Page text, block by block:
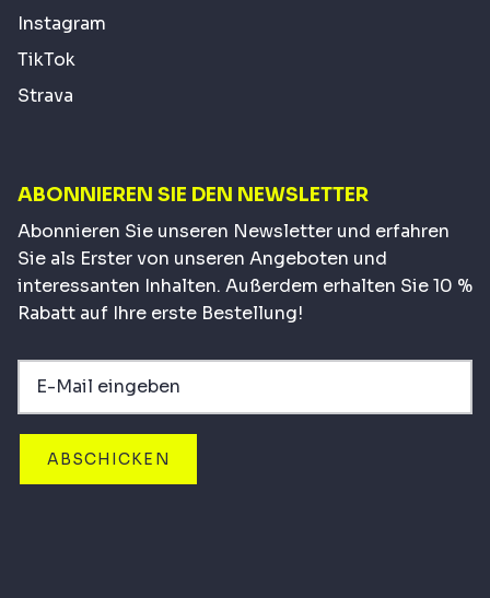
Instagram
TikTok
Strava
ABONNIEREN SIE DEN NEWSLETTER
Abonnieren Sie unseren Newsletter und erfahren
Sie als Erster von unseren Angeboten und
interessanten Inhalten. Außerdem erhalten Sie 10 %
Rabatt auf Ihre erste Bestellung!
ABSCHICKEN